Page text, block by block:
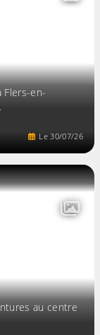
Flers-en-
Le30/07/26
au centre